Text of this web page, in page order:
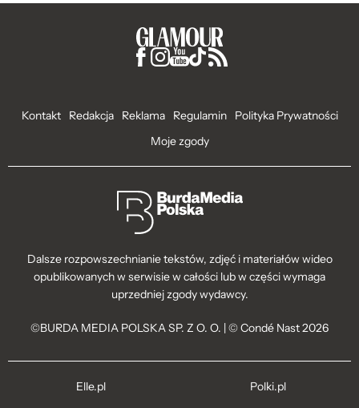
Kontakt Redakcja Reklama Regulamin
Polityka Prywatności
Moje zgody
Dalsze rozpowszechnianie tekstów, zdjęć i materiałów wideo
opublikowanych w serwisie w całości lub w części wymaga
uprzedniej zgody wydawcy.
©BURDA MEDIA POLSKA SP. Z O. O. | © Condé Nast 2026
Elle.pl Polki.pl